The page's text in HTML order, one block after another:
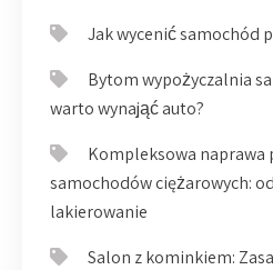
Jak wycenić samochód
Bytom wypożyczalnia
warto wynająć auto?
Kompleksowa naprawa
samochodów ciężarowych:
lakierowanie
Salon z kominkiem: